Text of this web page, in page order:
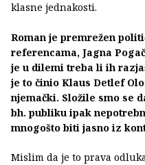
klasne jednakosti.
Roman je premrežen
referencama, Jagna
je u dilemi treba li ih
je to činio Klaus Detlef
njemački. Složile smo se
bh. publiku ipak
mnogošto biti jasno iz
Mislim da je to prava